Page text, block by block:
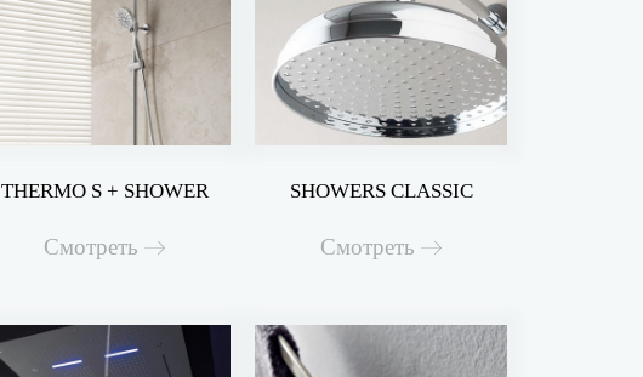
THERMO S + SHOWER
Смотреть
SHOWERS CLASSIC
Смотреть